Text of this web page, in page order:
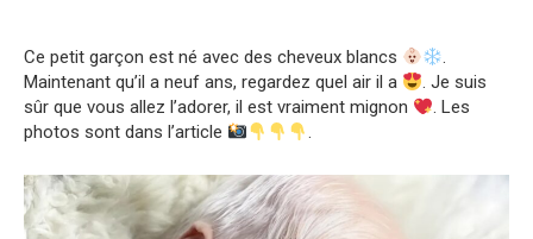
Ce petit garçon est né avec des cheveux blancs
.
Maintenant qu’il a neuf ans, regardez quel air il a
. Je suis
sûr que vous allez l’adorer, il est vraiment mignon
. Les
photos sont dans l’article
.